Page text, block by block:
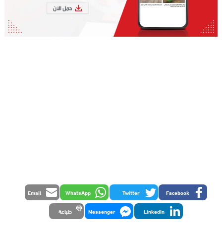
Facebook
Twitter
WhatsApp
Email
LinkedIn
Messenger طباعة